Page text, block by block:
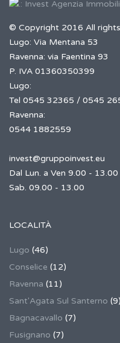
© Copyright 2016 All
Lugo: Via Mentana 53
Ravenna: via Faentina 93
P. IVA 01360350399
Lugo:
Tel 0545 32365 / 0545
Ravenna:
0544 1882559
invest@gruppoinvest.eu
Dal Lun. a Ven 9.00 -
Sab. 09.00 - 13.00
LOCALITÀ
Lugo (46)
Conselice (12)
Ravenna (11)
Sant'Agata Sul Santerno (9)
Bagnacavallo (7)
Fusignano (7)